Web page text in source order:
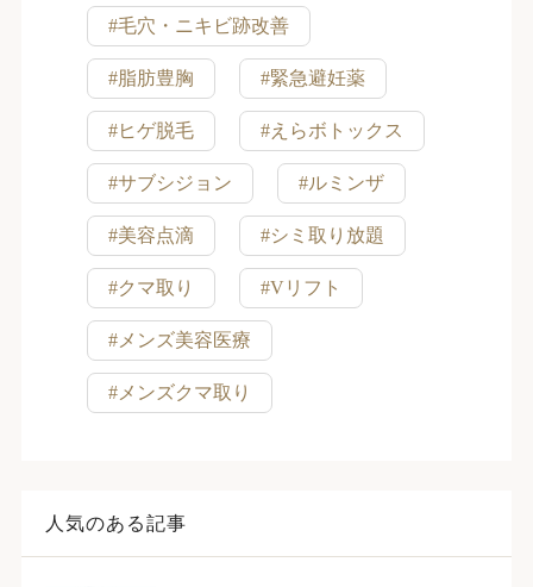
#毛穴・ニキビ跡改善
#脂肪豊胸 #緊急避妊薬
#ヒゲ脱毛 #えらボトックス
#サブシジョン #ルミンザ
#美容点滴 #シミ取り放題
#クマ取り #Vリフト
#メンズ美容医療
#メンズクマ取り
人気のある記事